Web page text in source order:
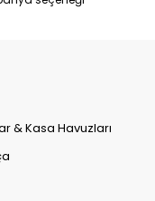
& Kasa Havuzları